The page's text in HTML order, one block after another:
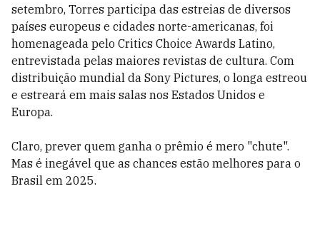
setembro, Torres participa das estreias de diversos
países europeus e cidades norte-americanas, foi
homenageada pelo Critics Choice Awards Latino,
entrevistada pelas maiores revistas de cultura. Com
distribuição mundial da Sony Pictures, o longa estreou
e estreará em mais salas nos Estados Unidos e
Europa.
Claro, prever quem ganha o prêmio é mero "chute".
Mas é inegável que as chances estão melhores para o
Brasil em 2025.